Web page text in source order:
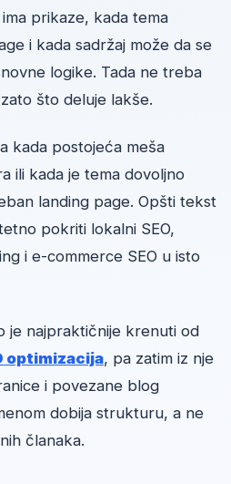
prikaze, kada tema
i kada sadržaj može da se
logike. Tada ne treba
što deluje lakše.
kada postojeća meša
ili kada je tema dovoljno
landing page. Opšti tekst
pokriti lokalni SEO,
i e-commerce SEO u isto
je najpraktičnije krenuti od
optimizacija, pa zatim iz nje
i povezane blog
dobija strukturu, a ne
članaka.